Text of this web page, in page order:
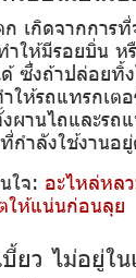
เกิดจากการ
ให้มีรอยบิ่น ห
ซึ่งถ้าปล่อยทิ้ง
ให้รถแทรกเต
ผานไถและรถ
กำลังใช้งานอยู่
ใจ: อะไหล่หล
ให้แน่นก่อนลุย
ยว ไม่อยู่ใ